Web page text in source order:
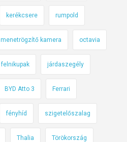
kerékcsere rumpold
menetrögzítő kamera octavia
felnikupak járdaszegély
BYD Atto 3 Ferrari
fényhíd szigetelőszalag
Thalia Törökország